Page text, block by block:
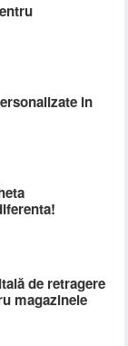
in
de retragere
magazinele